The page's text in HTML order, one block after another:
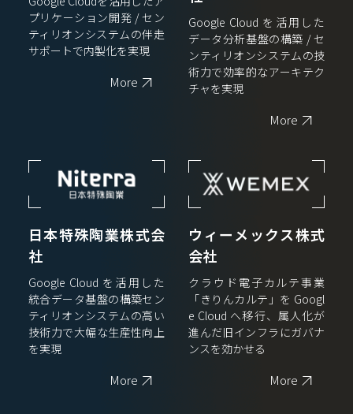
プリケーション開発 / セン
ティリオンシステムの伴走
サポートで内製化を実現
More
Google Cloud を活用した
データ分析基盤の構築 / セ
ンティリオンシステムの技
術力で効率的なアーキテク
チャを実現
More
日本特殊陶業株式会
社
Google Cloud を活用した
統合データ基盤の構築セン
ティリオンシステムの高い
技術力で大幅な生産性向上
を実現
More
ウィーメックス株式
会社
クラウド電子カルテ事業
「きりんカルテ」を Googl
e Cloud へ移行、属人化が
進んだ旧インフラにガバナ
ンスを効かせる
More